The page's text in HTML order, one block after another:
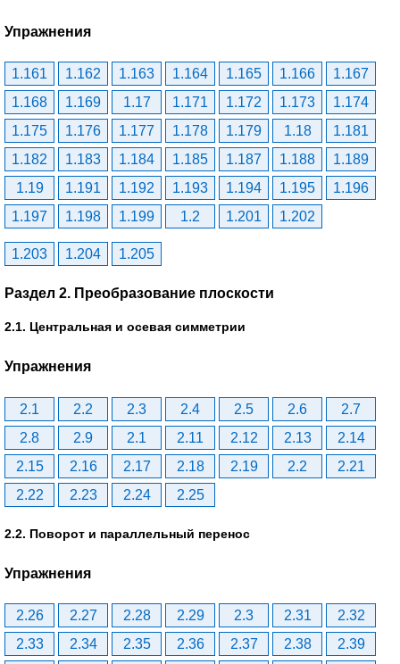
Упражнения
1.161 1.162 1.163 1.164 1.165 1.166
1.167
1.168
1.169 1.17 1.171 1.172 1.173
1.174
1.175
1.176 1.177 1.178 1.179 1.18
1.181
1.182
1.183 1.184 1.185 1.187 1.188
1.189
1.19
1.191 1.192 1.193 1.194 1.195
1.196
1.197
1.198 1.199 1.2 1.201 1.202
1.203 1.204 1.205
Раздел 2. Преобразование плоскости
2.1. Центральная и осевая симметрии
Упражнения
2.1 2.2 2.3 2.4 2.5 2.6
2.7
2.8
2.9 2.1 2.11 2.12 2.13
2.14
2.15
2.16 2.17 2.18 2.19 2.2
2.21
2.22
2.23 2.24 2.25
2.2. Поворот и параллельный перенос
Упражнения
2.26 2.27 2.28 2.29 2.3 2.31
2.32
2.33
2.34 2.35 2.36 2.37 2.38
2.39